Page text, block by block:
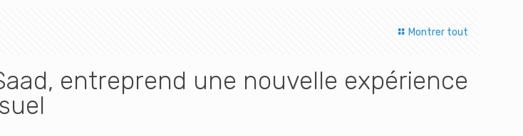
Montrer tout
entreprend une nouvelle expérience